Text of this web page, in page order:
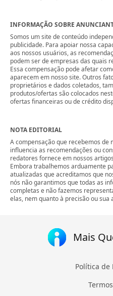
INFORMAÇÃO SOBRE
Somos um site de conteúdo
publicidade. Para apoiar nossa
aos nossos usuários, as
podem ser de empresas das quais
Essa compensação pode afetar
aparecem em nosso site. Outros
proprietários e dados coletados,
produtos/ofertas são colocados
ofertas financeiras ou de crédito
NOTA EDITORIAL
A compensação que recebemos de
influencia as recomendações ou
redatores fornece em nossos
Embora trabalhemos arduamente
atualizadas que acreditamos que
nós não garantimos que todas as
completas e não fazemos
elas, nem quanto à precisão ou sua
Mais
Política de